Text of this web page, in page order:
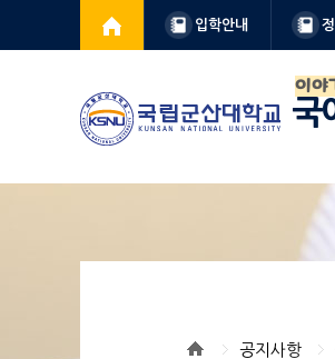
입학안내
이야
국
공지사항